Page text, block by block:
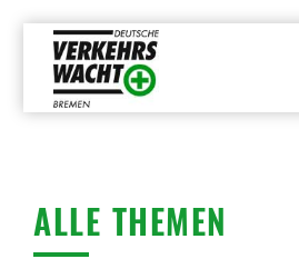
springen
ALLE THEMEN